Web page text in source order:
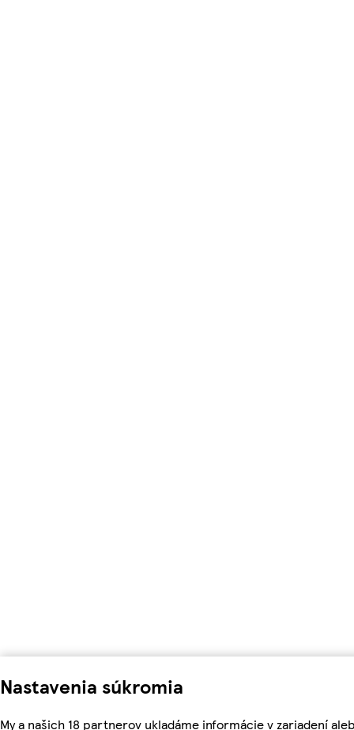
Nastavenia súkromia
My a našich 18 partnerov ukladáme informácie v zariadení